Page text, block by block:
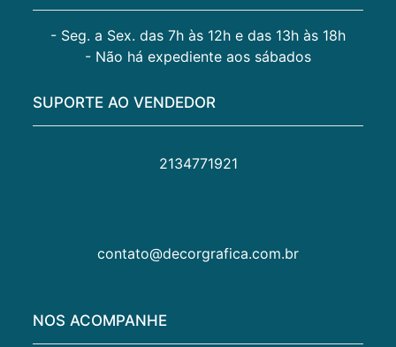
- Seg. a Sex. das 7h às 12h e das 13h às 18h
- Não há expediente aos sábados
SUPORTE AO VENDEDOR
2134771921
contato@decorgrafica.com.br
NOS ACOMPANHE